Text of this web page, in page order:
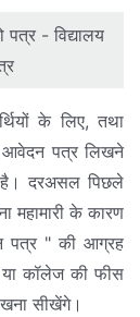
- विद्यालय
के लिए, तथा
पत्र लिखने
है। दरअसल पिछले
महामारी के कारण
पत्र " की आग्रह
कॉलेज की फीस
सीखेंगे।